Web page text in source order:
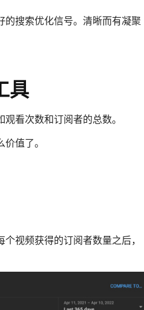
的搜索优化信号。清晰而有凝聚
具
看次数和订阅者的总数。
值了。
视频获得的订阅者数量之后，